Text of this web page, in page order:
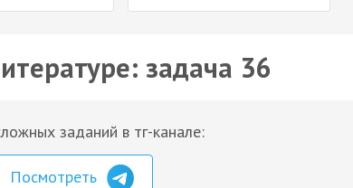
задача 36
заданий в тг-канале:
Посмотреть